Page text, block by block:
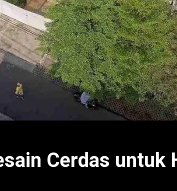
Cerdas untuk